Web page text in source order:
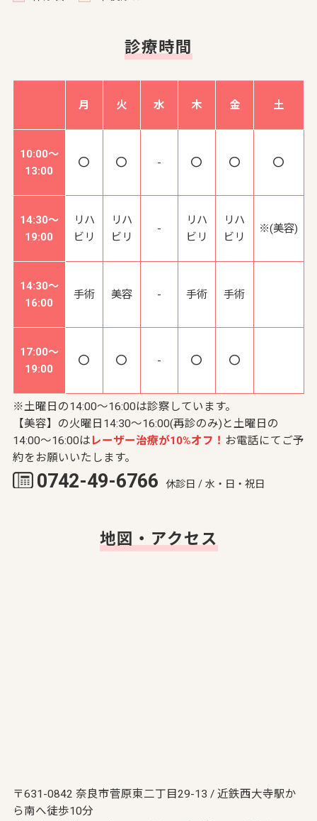
診療時間
月 火 水 木 金 土
10:00～
13:00
-
14:30～
19:00
リハ
ビリ
リハ
ビリ
-
リハ
ビリ
リハ
ビリ
※(美容)
14:30～
16:00
手術 美容 - 手術 手術
17:00～
19:00
-
※土曜日の14:00～16:00は診察しています。
【美容】の火曜日14:30～16:00(再診のみ)と土曜日の
14:00～16:00は レーザー治療が10%オフ！ お電話にてご予
約をお願いいたします。
0742-49-6766 休診日 / 水・日・祝日
地図・アクセス
〒631-0842 奈良市菅原東二丁目29-13 / 近鉄西大寺駅か
ら南へ徒歩10分